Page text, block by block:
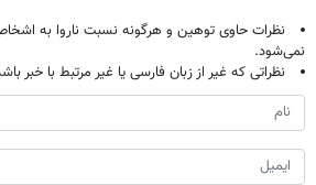
نظرات حاوی توهین و هرگونه نسبت ناروا به
نمی‌شود.
نظراتی که غیر از زبان فارسی یا غیر مرتبط با خبر